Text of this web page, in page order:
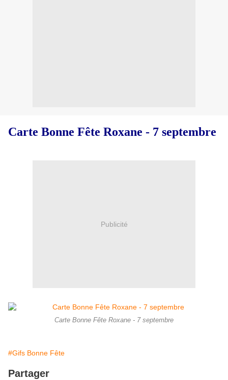
Carte Bonne Fête Roxane - 7 septembre
Publicité
Carte Bonne Fête Roxane - 7 septembre
#Gifs Bonne Fête
Partager